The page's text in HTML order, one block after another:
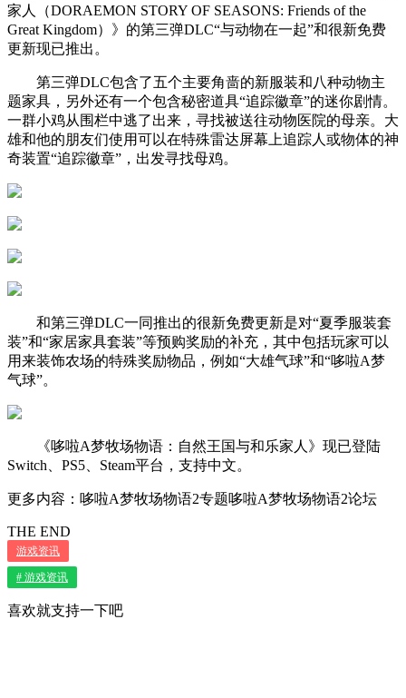
家人（DORAEMON STORY OF SEASONS: Friends of the
Great Kingdom）》的第三弹DLC“与动物在一起”和很新免费
更新现已推出。
第三弹DLC包含了五个主要角啬的新服装和八种动物主
题家具，另外还有一个包含秘密道具“追踪徽章”的迷你剧情。
一群小鸡从围栏中逃了出来，寻找被送往动物医院的母亲。大
雄和他的朋友们使用可以在特殊雷达屏幕上追踪人或物体的神
奇装置“追踪徽章”，出发寻找母鸡。
和第三弹DLC一同推出的很新免费更新是对“夏季服装套
装”和“家居家具套装”等预购奖励的补充，其中包括玩家可以
用来装饰农场的特殊奖励物品，例如“大雄气球”和“哆啦A梦
气球”。
《哆啦A梦牧场物语：自然王国与和乐家人》现已登陆
Switch、PS5、Steam平台，支持中文。
更多内容：哆啦A梦牧场物语2专题哆啦A梦牧场物语2论坛
THE END
游戏资讯
# 游戏资讯
喜欢就支持一下吧